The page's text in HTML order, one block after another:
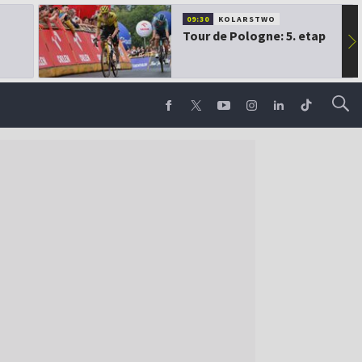
09:30 KOLARSTWO
Tour de Pologne: 5. etap ▶